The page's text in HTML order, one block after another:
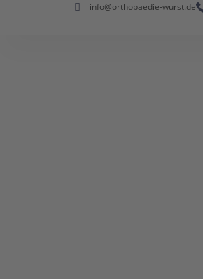
info@orthopaedie-wurst.de